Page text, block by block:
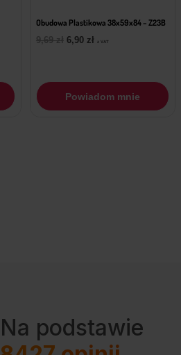
Obudowa Plastikowa 38x59x84 – Z23B
9,69zł Pierwotna
9,69 zł.
6,90 zł Aktualna
6,90 zł.
z VAT
Powiadom mnie
Na podstawie